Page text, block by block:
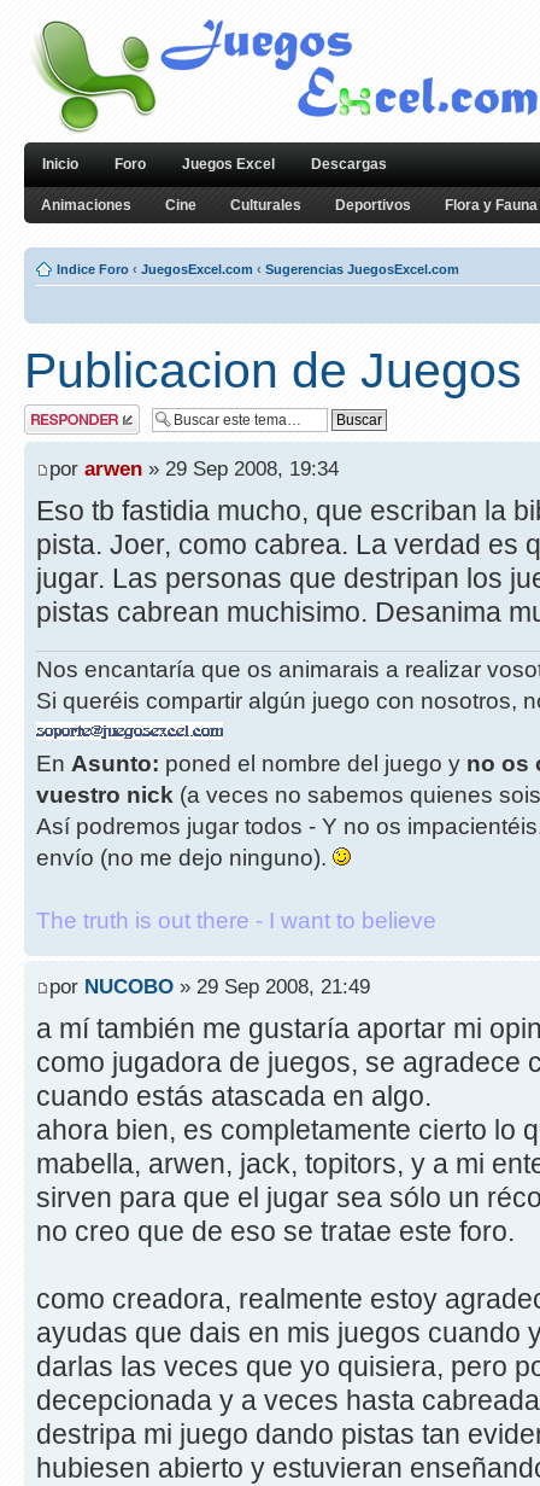
Inicio Foro Juegos Excel Descargas
Animaciones Cine Culturales Deportivos Flora y Fauna
Indice Foro ‹ JuegosExcel.com ‹ Sugerencias JuegosExcel.com
Publicacion de Juegos
Publicar una
respuesta
por arwen » 29 Sep 2008, 19:34
Eso tb fastidia mucho, que escriban la
pista. Joer, como cabrea. La verdad es
jugar. Las personas que destripan los
pistas cabrean muchisimo. Desanima
Nos encantaría que os animarais a realizar
Si queréis compartir algún juego con nosotros,
En Asunto: poned el nombre del juego y no os
vuestro nick (a veces no sabemos quienes
Así podremos jugar todos - Y no os
envío (no me dejo ninguno).
The truth is out there - I want to believe
por NUCOBO » 29 Sep 2008, 21:49
a mí también me gustaría aportar mi
como jugadora de juegos, se agradece
cuando estás atascada en algo.
ahora bien, es completamente cierto lo
mabella, arwen, jack, topitors, y a mi
sirven para que el jugar sea sólo un
no creo que de eso se tratae este foro.
como creadora, realmente estoy
ayudas que dais en mis juegos cuando
darlas las veces que yo quisiera, pero
decepcionada y a veces hasta
destripa mi juego dando pistas tan
hubiesen abierto y estuvieran